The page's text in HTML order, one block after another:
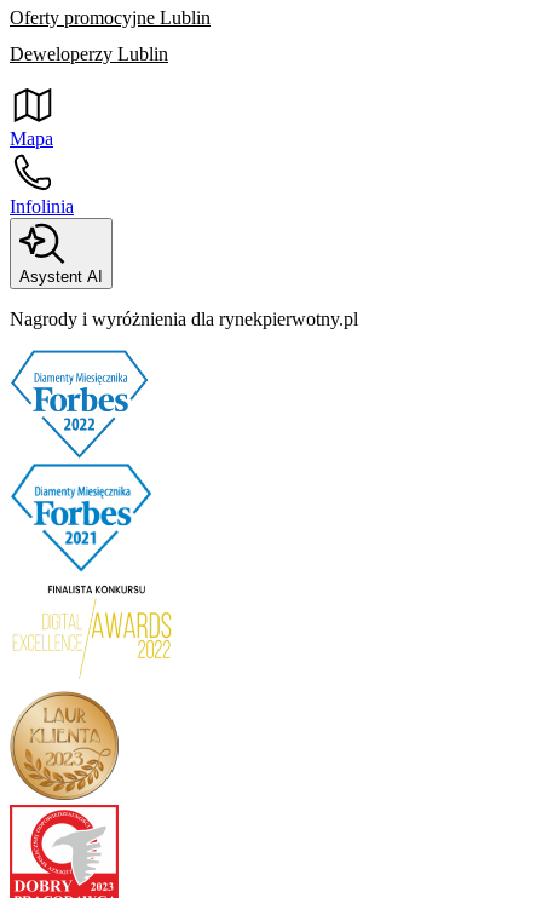
Oferty promocyjne Lublin
Deweloperzy Lublin
Mapa
Infolinia
Asystent AI
Nagrody i wyróżnienia dla rynekpierwotny.pl